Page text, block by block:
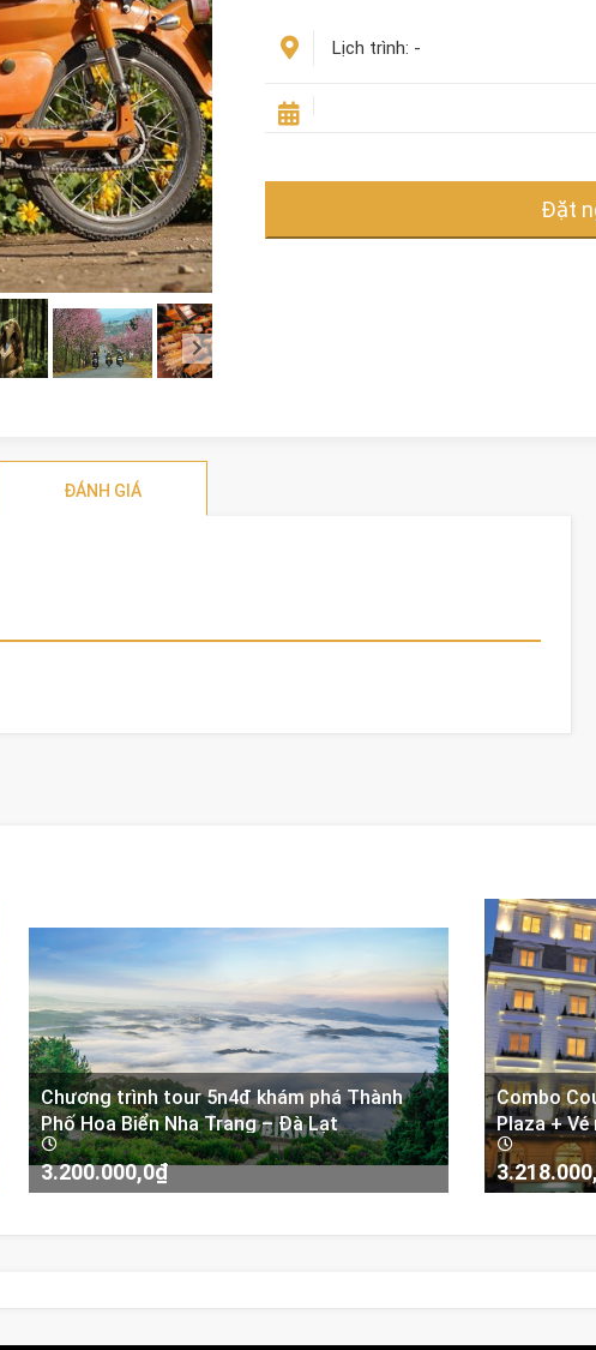
Lịch trình: -
Đặt
ĐÁNH GIÁ
Chương trình tour 5n4đ khám phá Thành
Phố Hoa Biển Nha Trang – Đà Lạt
3.200.000,0₫
Combo
Plaza + Vé